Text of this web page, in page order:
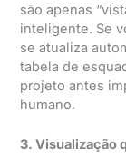
são apenas
inteligente. Se
se atualiza
tabela de
projeto antes
humano.
3. Visualização